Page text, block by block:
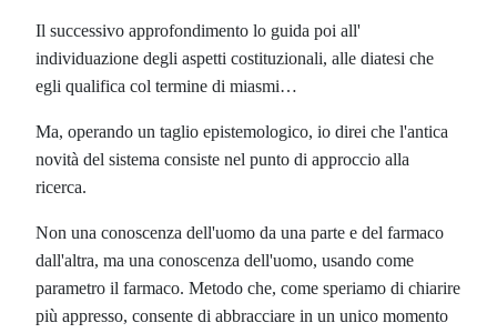
Il successivo approfondimento lo guida poi all'
individuazione degli aspetti costituzionali, alle diatesi che
egli qualifica col termine di miasmi…
Ma, operando un taglio epistemologico, io direi che l'antica
novità del sistema consiste nel punto di approccio alla
ricerca.
Non una conoscenza dell'uomo da una parte e del farmaco
dall'altra, ma una conoscenza dell'uomo, usando come
parametro il farmaco. Metodo che, come speriamo di chiarire
più appresso, consente di abbracciare in un unico momento